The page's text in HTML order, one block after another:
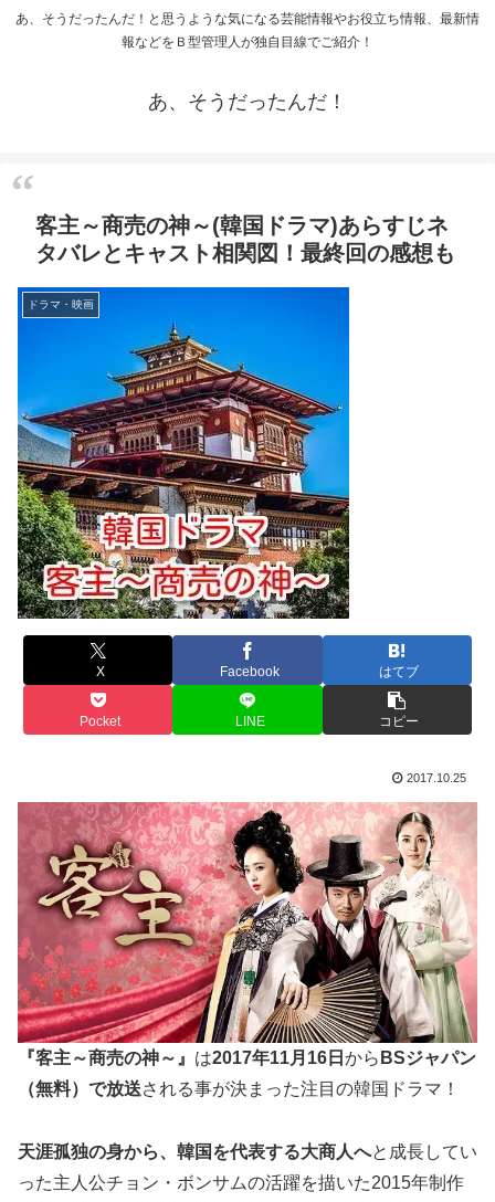
あ、そうだったんだ！と思うような気になる芸能情報やお役立ち情報、最新情
報などをＢ型管理人が独自目線でご紹介！
あ、そうだったんだ！
客主～商売の神～(韓国ドラマ)あらすじネ
タバレとキャスト相関図！最終回の感想も
ドラマ・映画
X Facebook はてブ
Pocket LINE コピー
2017.10.25
『客主～商売の神～』 は2017年11月16日 から BSジャパン
（無料）で放送される事が決まった注目の韓国ドラマ！
天涯孤独の身から、韓国を代表する大商人へと成長してい
った主人公チョン・ボンサムの活躍を描いた2015年制作